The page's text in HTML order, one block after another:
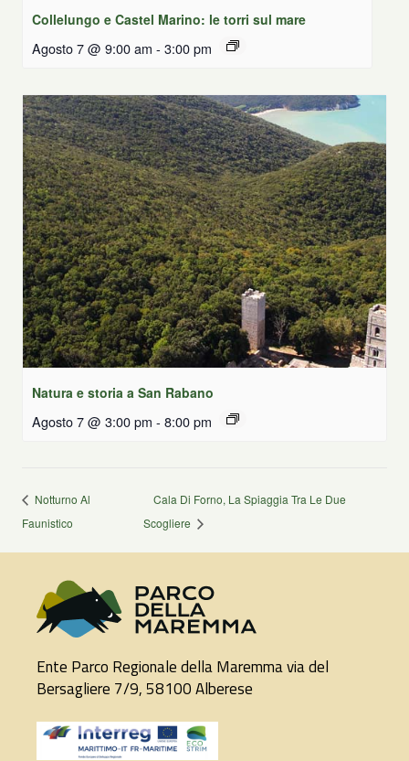
Collelungo e Castel Marino: le torri sul mare
Agosto 7 @ 9:00 am - 3:00 pm
Natura e storia a San Rabano
Agosto 7 @ 3:00 pm - 8:00 pm
Notturno Al
Faunistico
Cala Di Forno, La Spiaggia Tra Le Due
Scogliere
Ente Parco Regionale della Maremma via del
Bersagliere 7/9, 58100 Alberese